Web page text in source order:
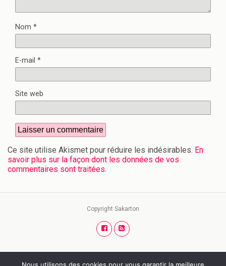
Nom *
E-mail *
Site web
Ce site utilise Akismet pour réduire les indésirables. En
savoir plus sur la façon dont les données de vos
commentaires sont traitées.
Copyright Sakarton